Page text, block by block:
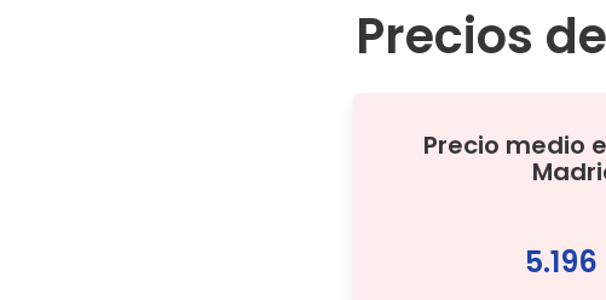
Precios de
Precio medio